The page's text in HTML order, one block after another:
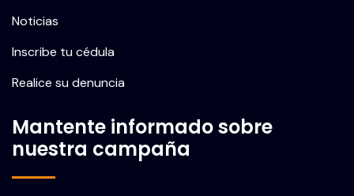
Noticias
Inscribe tu cédula
Realice su denuncia
Mantente informado sobre
nuestra campaña